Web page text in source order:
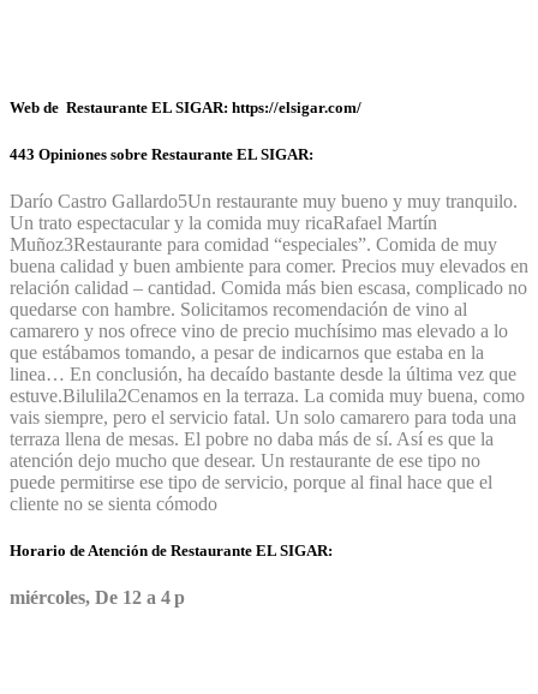
Web de Restaurante EL SIGAR: https://elsigar.com/
443 Opiniones sobre Restaurante EL SIGAR:
Darío Castro Gallardo5Un restaurante muy bueno y muy tranquilo.
Un trato espectacular y la comida muy ricaRafael Martín
Muñoz3Restaurante para comidad “especiales”. Comida de muy
buena calidad y buen ambiente para comer. Precios muy elevados en
relación calidad – cantidad. Comida más bien escasa, complicado no
quedarse con hambre. Solicitamos recomendación de vino al
camarero y nos ofrece vino de precio muchísimo mas elevado a lo
que estábamos tomando, a pesar de indicarnos que estaba en la
linea… En conclusión, ha decaído bastante desde la última vez que
estuve.Bilulila2Cenamos en la terraza. La comida muy buena, como
vais siempre, pero el servicio fatal. Un solo camarero para toda una
terraza llena de mesas. El pobre no daba más de sí. Así es que la
atención dejo mucho que desear. Un restaurante de ese tipo no
puede permitirse ese tipo de servicio, porque al final hace que el
cliente no se sienta cómodo
Horario de Atención de Restaurante EL SIGAR:
miércoles, De 12 a 4 p